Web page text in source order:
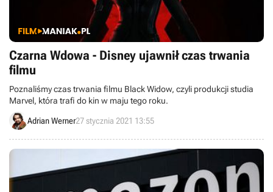
Czarna Wdowa - Disney ujawnił czas trwania
filmu
Poznaliśmy czas trwania filmu Black Widow, czyli produkcji studia
Marvel, która trafi do kin w maju tego roku.
Adrian Werner27 stycznia 2021 13:55